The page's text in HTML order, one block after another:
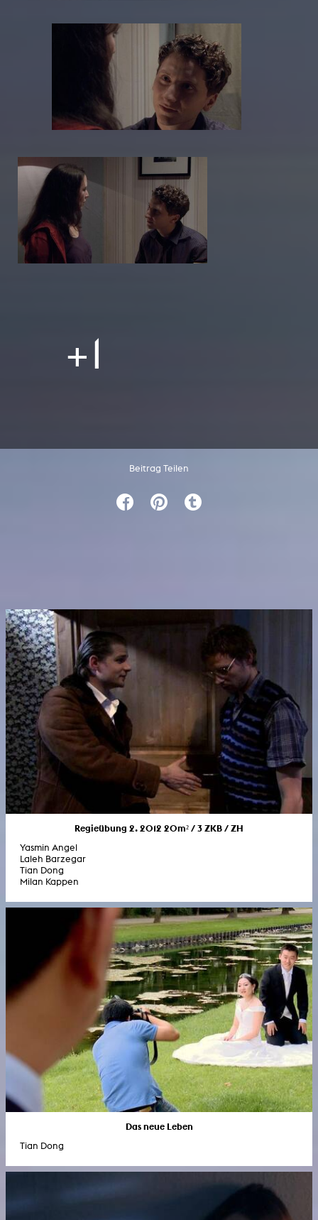
+1
Beitrag Teilen
Regieübung 2. 2012 20m² / 3 ZKB / ZH
Yasmin Angel
Laleh Barzegar
Tian Dong
Milan Kappen
Das neue Leben
Tian Dong